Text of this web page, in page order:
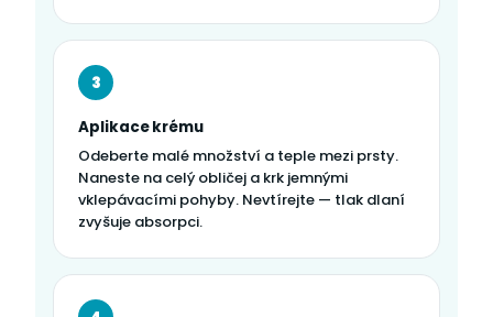
3
Aplikace krému
Odeberte malé množství a teple mezi prsty.
Naneste na celý obličej a krk jemnými
vklepávacími pohyby. Nevtírejte — tlak dlaní
zvyšuje absorpci.